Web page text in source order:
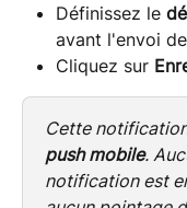
Définissez le
avant l'envoi
Cliquez sur
Cette
push mobile.
notification est